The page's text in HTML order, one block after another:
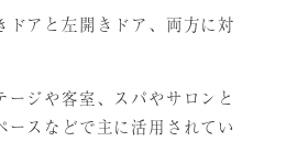
ドアと左開きドア、両方に対
ージや客室、スパやサロンと
ースなどで主に活用されてい